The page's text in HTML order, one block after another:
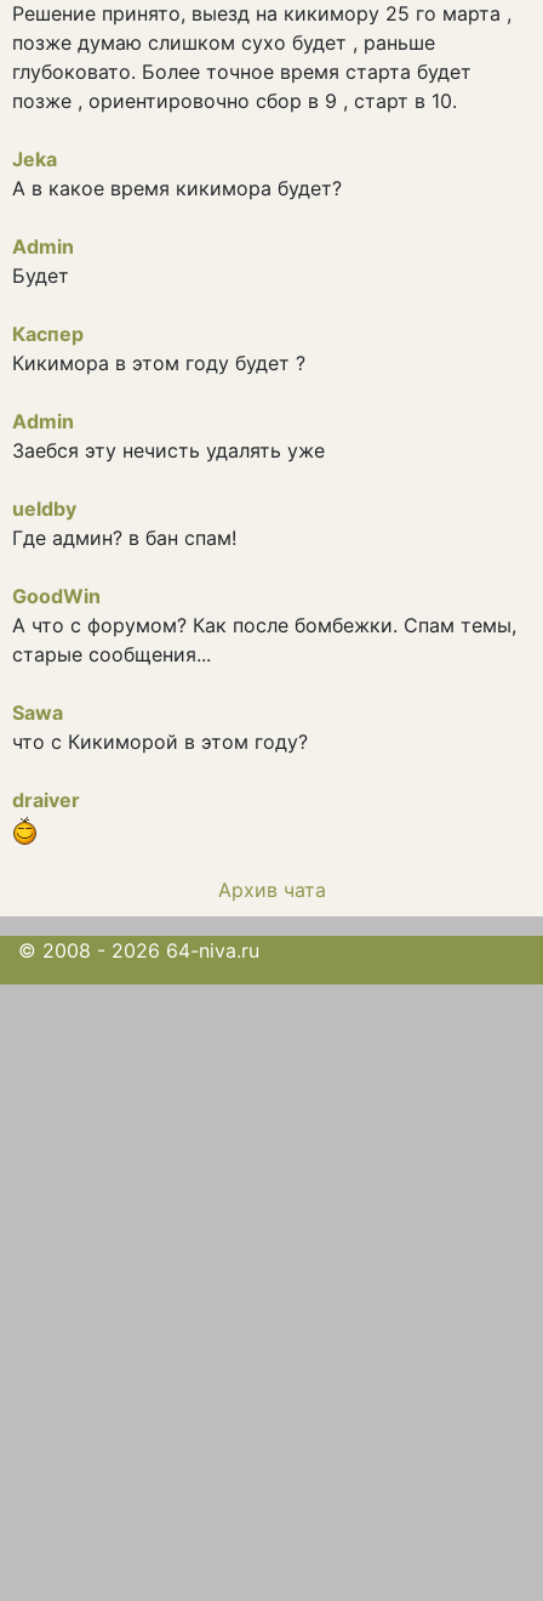
Решение принято, выезд на кикимору 25 го марта ,
позже думаю слишком сухо будет , раньше
глубоковато. Более точное время старта будет
позже , ориентировочно сбор в 9 , старт в 10.
Jeka
А в какое время кикимора будет?
Admin
Будет
Каспер
Кикимора в этом году будет ?
Admin
Заебся эту нечисть удалять уже
ueldby
Где админ? в бан спам!
GoodWin
А что с форумом? Как после бомбежки. Спам темы,
старые сообщения...
Sawa
что с Кикиморой в этом году?
draiver
Архив чата
© 2008 - 2026 64-niva.ru